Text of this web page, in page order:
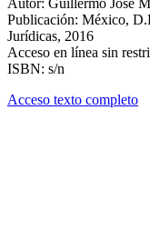
Publicación: México,
Jurídicas, 2016
Acceso en línea sin
ISBN: s/n
Acceso texto completo